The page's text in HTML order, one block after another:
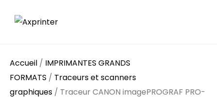
Accueil / IMPRIMANTES GRANDS
FORMATS / Traceurs et scanners
graphiques / Traceur CANON imagePROGRAF PRO-